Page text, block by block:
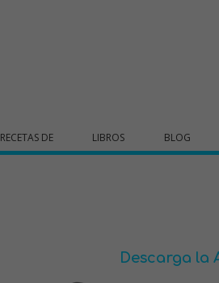
RECETAS DE LIBROS BLOG
Descarga la